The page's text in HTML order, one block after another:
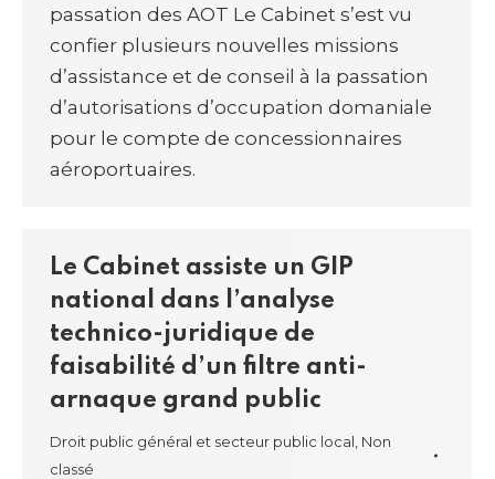
passation des AOT Le Cabinet s’est vu
confier plusieurs nouvelles missions
d’assistance et de conseil à la passation
d’autorisations d’occupation domaniale
pour le compte de concessionnaires
aéroportuaires.
Le Cabinet assiste un GIP
national dans l’analyse
technico-juridique de
faisabilité d’un filtre anti-
arnaque grand public
Droit public général et secteur public local Non
classé